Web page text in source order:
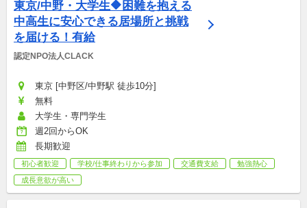
東京/中野・大学生🔶困難を抱える
中高生に安心できる居場所と挑戦
を届ける！有給
認定NPO法人CLACK
東京 [中野区/中野駅 徒歩10分]
無料
大学生・専門学生
週2回からOK
長期歓迎
初心者歓迎 学校/仕事終わりから参加 交通費支給
勉強熱心
成長意欲が高い